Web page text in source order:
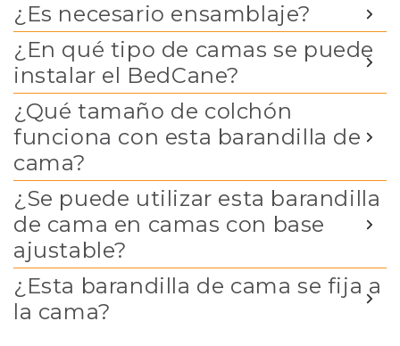
¿Es necesario ensamblaje?
¿En qué tipo de camas se puede
instalar el BedCane?
¿Qué tamaño de colchón
funciona con esta barandilla de
cama?
¿Se puede utilizar esta barandilla
de cama en camas con base
ajustable?
¿Esta barandilla de cama se fija a
la cama?